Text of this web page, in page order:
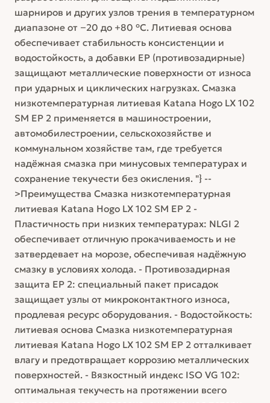
шарниров и других узлов трения в температурном
диапазоне от −20 до +80 °C. Литиевая основа
обеспечивает стабильность консистенции и
водостойкость, а добавки EP (противозадирные)
защищают металлические поверхности от износа
при ударных и циклических нагрузках. Смазка
низкотемпературная литиевая Katana Hogo LX 102
SM EP 2 применяется в машиностроении,
автомобилестроении, сельскохозяйстве и
коммунальном хозяйстве там, где требуется
надёжная смазка при минусовых температурах и
сохранение текучести без окисления. "} --
>Преимущества Смазка низкотемпературная
литиевая Katana Hogo LX 102 SM EP 2 -
Пластичность при низких температурах: NLGI 2
обеспечивает отличную прокачиваемость и не
затвердевает на морозе, обеспечивая надёжную
смазку в условиях холода. - Противозадирная
защита EP 2: специальный пакет присадок
защищает узлы от микроконтактного износа,
продлевая ресурс оборудования. - Водостойкость:
литиевая основа Смазка низкотемпературная
литиевая Katana Hogo LX 102 SM EP 2 отталкивает
влагу и предотвращает коррозию металлических
поверхностей. - Вязкостный индекс ISO VG 102:
оптимальная текучесть на протяжении всего